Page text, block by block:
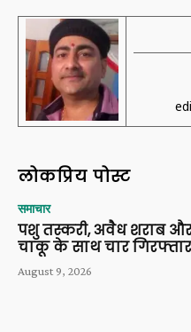
लोकप्रिय पोस्ट
समाचार
पशु तस्करी, अवैध शराब
चाकू के साथ चार गिरफ्तार
August 9, 2026